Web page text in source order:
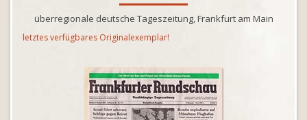
überregionale deutsche Tageszeitung, Frankfurt am Main
letztes verfügbares Originalexemplar!